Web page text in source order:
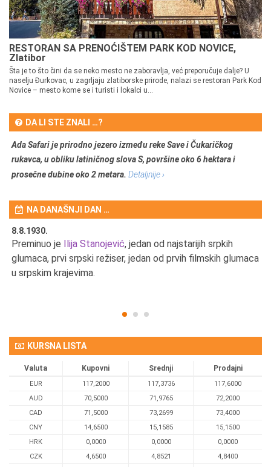
RESTORAN SA PRENOĆIŠTEM PARK KOD NOVICE,
Zlatibor
Šta je to što čini da se neko mesto ne zaboravlja, već preporučuje dalje? U
naselju Đurkovac, u zagrljaju zlatiborske prirode, nalazi se restoran Park Kod
Novice – mesto kome se i turisti i lokalci u...
DA LI STE ZNALI …?
Ada Safari je prirodno jezero između reke Save i Čukaričkog
rukavca, u obliku latiničnog slova S, površine oko 6 hektara i
prosečne dubine oko 2 metara. Detaljnije ›
NA DANAŠNJI DAN …
8.8.1930.
Preminuo je Ilija Stanojević, jedan od najstarijih srpkih
glumaca, prvi srpski režiser, jedan od prvih filmskih glumaca
u srpskim krajevima.
KURSNA LISTA
Valuta Kupovni Srednji Prodajni
EUR 117,2000 117,3736
117,6000
AUD
70,5000 71,9765
72,2000
CAD
71,5000 73,2699
73,4000
CNY
14,6500 15,1585
15,1500
HRK
0,0000 0,0000
0,0000
CZK
4,6500 4,8521
4,8400